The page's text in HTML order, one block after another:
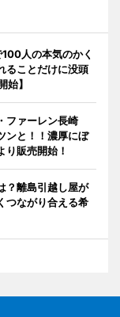
人の本気のかく
ることだけに没頭
始】
ファーレン長崎
ンと！！濃厚にぼ
販売開始！
？離島引越し屋が
つながり合える希